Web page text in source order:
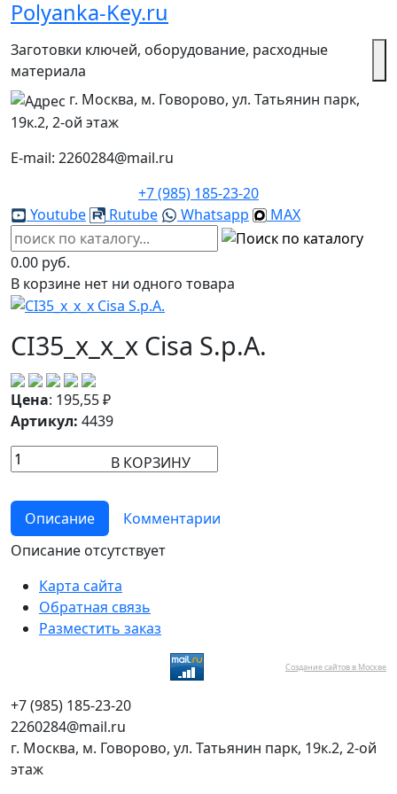
Polyanka-Key.ru
Заготовки ключей, оборудование, расходные
материала
г. Москва, м. Говорово, ул. Татьянин парк,
19к.2, 2-ой этаж
E-mail: 2260284@mail.ru
+7 (985) 185-23-20
Youtube
Rutube Whatsapp MAX
0.00 руб.
В корзине нет ни одного товара
CI35_x_x_x Cisa S.p.A.
Цена: 195,55₽
Артикул: 4439
В КОРЗИНУ
Описание
Комментарии
Описание отсутствует
Карта сайта
Обратная связь
Разместить заказ
Создание сайтов в Москве
+7 (985) 185-23-20
2260284@mail.ru
г. Москва, м. Говорово, ул. Татьянин парк, 19к.2, 2-ой
этаж